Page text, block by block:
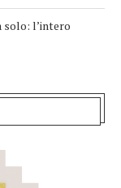
solo: l’intero